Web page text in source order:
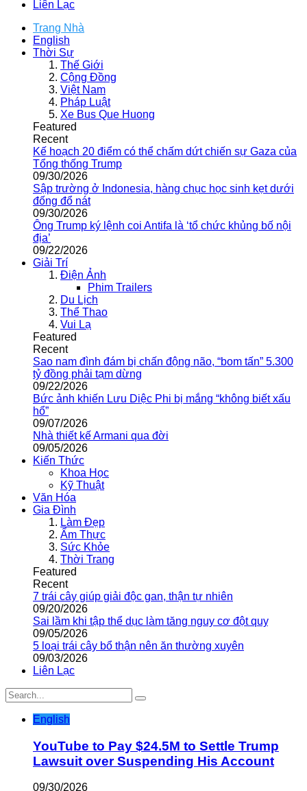
Liên Lạc
Trang Nhà
English
Thời Sự
Thế Giới
Cộng Đồng
Việt Nam
Pháp Luật
Xe Bus Que Huong
Featured
Recent
Kế hoạch 20 điểm có thể chấm dứt chiến sự Gaza của
Tổng thống Trump
09/30/2026
Sập trường ở Indonesia, hàng chục học sinh kẹt dưới
đống đổ nát
09/30/2026
Ông Trump ký lệnh coi Antifa là ‘tổ chức khủng bố nội
địa’
09/22/2026
Giải Trí
Điện Ảnh
Phim Trailers
Du Lịch
Thể Thao
Vui Lạ
Featured
Recent
Sao nam đình đám bị chấn động não, “bom tấn” 5.300
tỷ đồng phải tạm dừng
09/22/2026
Bức ảnh khiến Lưu Diệc Phi bị mắng “không biết xấu
hổ”
09/07/2026
Nhà thiết kế Armani qua đời
09/05/2026
Kiến Thức
Khoa Học
Kỹ Thuật
Văn Hóa
Gia Đình
Làm Đẹp
Ẩm Thực
Sức Khỏe
Thời Trang
Featured
Recent
7 trái cây giúp giải độc gan, thận tự nhiên
09/20/2026
Sai lầm khi tập thể dục làm tăng nguy cơ đột quỵ
09/05/2026
5 loại trái cây bổ thận nên ăn thường xuyên
09/03/2026
Liên Lạc
English
YouTube to Pay $24.5M to Settle Trump
Lawsuit over Suspending His Account
09/30/2026